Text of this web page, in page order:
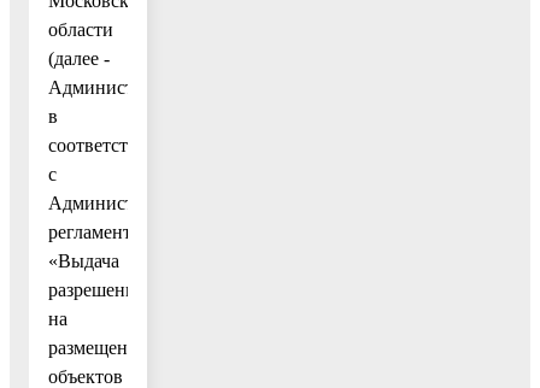
области
(далее -
Администрация),
в
соответствии
с
Административным
регламентом
«Выдача
разрешения
на
размещение
объектов